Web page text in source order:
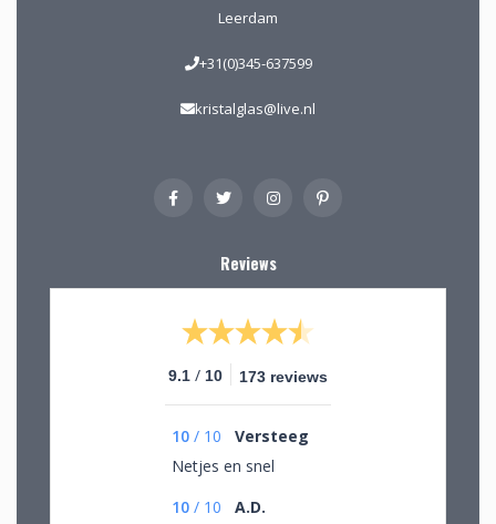
Leerdam
+31(0)345-637599
kristalglas@live.nl
Reviews
9.1 / 10 173 reviews
10 / 10
Versteeg
Netjes en snel
10 / 10
A.D.